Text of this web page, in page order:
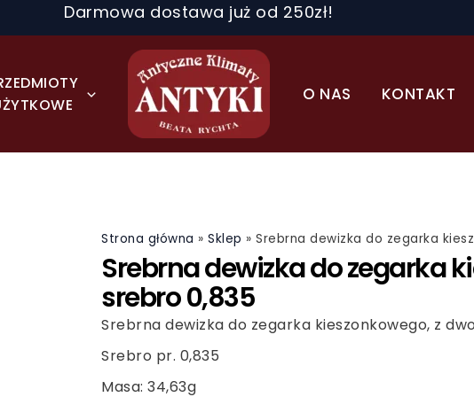
Darmowa dostawa już od 250zł!
O NAS KONTAKT
Strona główna » Sklep » Srebrna dewizka do zegarka
Srebrna dewizka do zegarka
srebro 0,835
Srebrna dewizka do zegarka kieszonkowego, z
Srebro pr. 0,835
Masa: 34,63g